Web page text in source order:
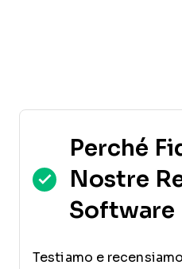
Perché
Nostre
Software
Testiamo e